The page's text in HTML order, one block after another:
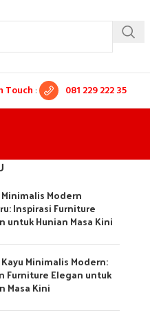
Touch : 081 229 222 35
Modern
Inspirasi Furniture
untuk Hunian Masa Kini
Minimalis Modern:
Furniture Elegan untuk
Masa Kini